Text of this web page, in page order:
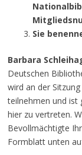
Sie
Barbara
Deutschen
wird an der
teilnehmen und ist
hier zu vertreten.
Bevollmächtigte
Formblatt unten